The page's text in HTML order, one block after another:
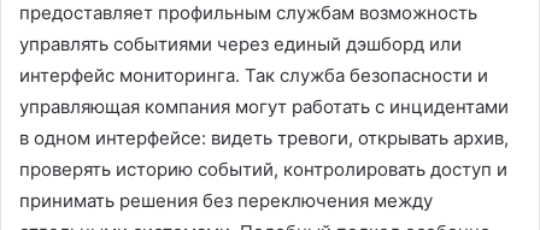
предоставляет профильным службам возможность
управлять событиями через единый дэшборд или
интерфейс мониторинга. Так служба безопасности и
управляющая компания могут работать с инцидентами
в одном интерфейсе: видеть тревоги, открывать архив,
проверять историю событий, контролировать доступ и
принимать решения без переключения между